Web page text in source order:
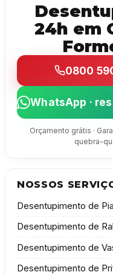
24h em
0800
WhatsApp ·
Orçamento grátis ·
quebra-
NOSSOS
Desentupimento de Pia
Desentupimento de
Desentupimento de
Desentupimento de